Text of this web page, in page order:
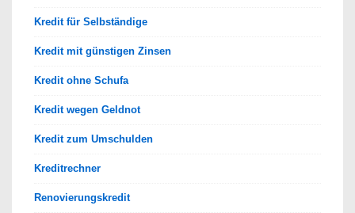
Kredit für Selbständige
Kredit mit günstigen Zinsen
Kredit ohne Schufa
Kredit wegen Geldnot
Kredit zum Umschulden
Kreditrechner
Renovierungskredit